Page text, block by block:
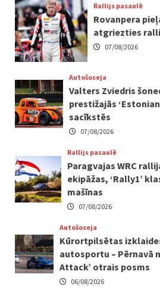
Rallijs pasaulē
Rovanpera
atgriezties
07/08/2026
Autošoseja
Valters Zviedris
prestižajās
sacīkstēs
07/08/2026
Rallijs pasaulē
Paragvajas WRC
ekipāžas, ‘Rally1’
mašīnas
07/08/2026
Autošoseja
Kūrortpilsētas
autosportu – Pērnavā
Attack’ otrais posms
06/08/2026